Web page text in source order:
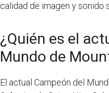
calidad de imagen y sonido
¿Quién es el
Mundo de
El actual Campeón del